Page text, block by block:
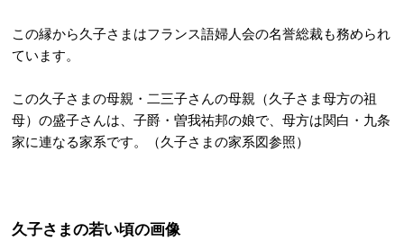
この縁から久子さまはフランス語婦人会の名誉総裁も務められ
ています。
この久子さまの母親・二三子さんの母親（久子さま母方の祖
母）の盛子さんは、子爵・曽我祐邦の娘で、母方は関白・九条
家に連なる家系です。（久子さまの家系図参照）
久子さまの若い頃の画像